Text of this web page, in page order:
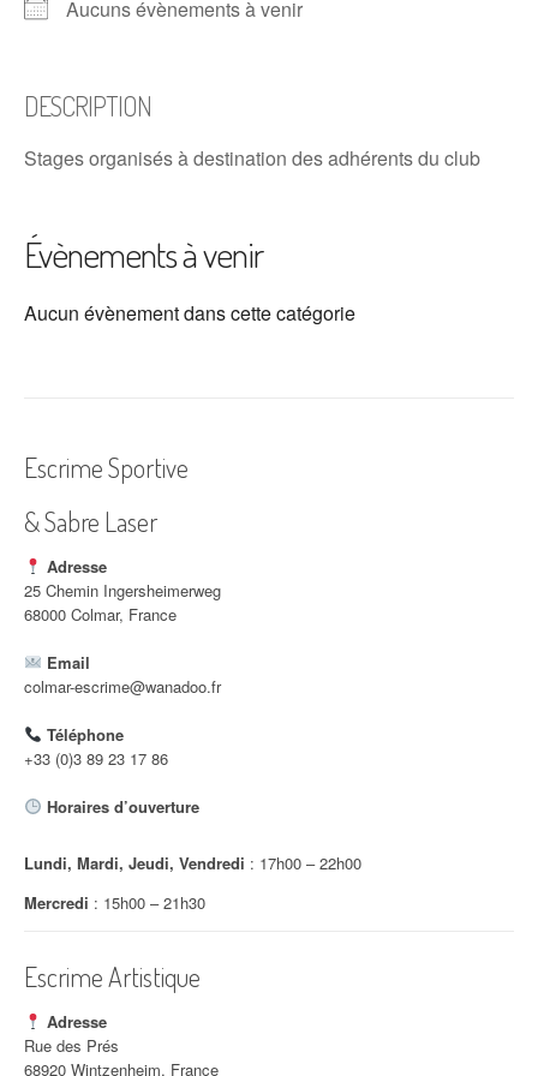
Aucuns évènements à venir
DESCRIPTION
Stages organisés à destination des adhérents du club
Évènements à venir
Aucun évènement dans cette catégorie
Escrime Sportive
& Sabre Laser
Adresse
25 Chemin Ingersheimerweg
68000 Colmar, France
Email
colmar-escrime@wanadoo.fr
Téléphone
+33 (0)3 89 23 17 86
Horaires d’ouverture
Lundi, Mardi, Jeudi, Vendredi : 17h00 – 22h00
Mercredi : 15h00 – 21h30
Escrime Artistique
Adresse
Rue des Prés
68920 Wintzenheim, France